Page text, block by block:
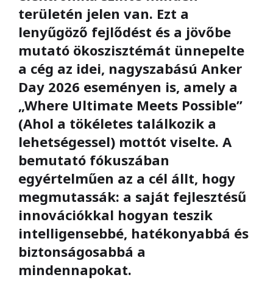
területén jelen van. Ezt a
lenyűgöző fejlődést és a jövőbe
mutató ökoszisztémát ünnepelte
a cég az idei, nagyszabású Anker
Day 2026 eseményen is, amely a
„Where Ultimate Meets Possible”
(Ahol a tökéletes találkozik a
lehetségessel) mottót viselte. A
bemutató fókuszában
egyértelműen az a cél állt, hogy
megmutassák: a saját fejlesztésű
innovációkkal hogyan teszik
intelligensebbé, hatékonyabbá és
biztonságosabbá a
mindennapokat.